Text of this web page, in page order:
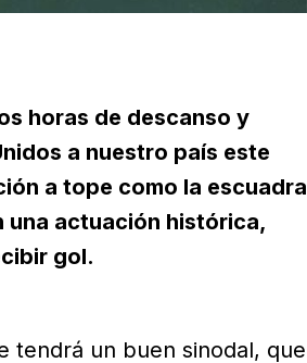
horas de descanso y
a nuestro país este
a tope como la escuadra
una actuación histórica,
gol.
tendrá un buen sinodal, que